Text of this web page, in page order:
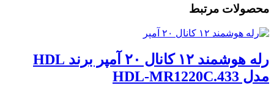
محصولات مرتبط
رله هوشمند ۱۲ کانال ۲۰ آمپر برند HDL
مدل HDL-MR1220C.433